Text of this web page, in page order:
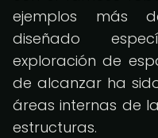
ejemplos más
diseñado
exploración de
de alcanzar ha
áreas internas de
estructuras.